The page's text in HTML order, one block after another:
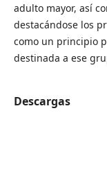
adulto mayor, así
destacándose los
como un principio
destinada a ese
Descargas